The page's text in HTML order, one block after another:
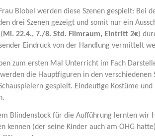
Blobel werden diese Szenen gespielt: Bei
drei Szenen gezeigt und somit nur ein
Mi. 22.4., 7./8. Std. Filmraum, Eintritt 2€)
Eindruck von der Handlung vermittelt
zum ersten Mal Unterricht im Fach
die Hauptfiguren in den verschiedenen
gespielt. Eindeutige Kostüme
Blindenstock für die Aufführung lernten wir
kennen (der seine Kinder auch am OHG